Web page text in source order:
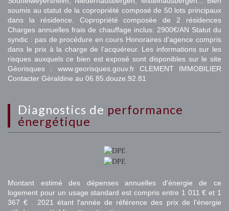
soumis au statut de la copropriété composé de 50 lots principaux
dans la résidence. Copropriété composée de 2 résidences
Charges annuelles frais de chauffage inclus: 2900€/AN Statut du
syndic : pas de procédure en cours Honoraires d'agence compris
dans le prix à la charge de l’acquéreur. Les informations sur les
risques auxquels ce bien est exposé sont disponibles sur le site
Géorisques : www.georisques.gouv.fr CLEMENT IMMOBILIER
Contacter Géraldine au 06.85.douze.92.81
diagnostics de performance
énergétique
Montant estimé des dépenses annuelles d'énergie de ce
logement pour un usage standard est compris entre 1 011 € et 1
367 € . 2021 étant l'année de référence des prix de l'énergie